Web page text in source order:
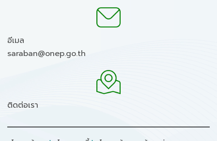
อีเมล
saraban@onep.go.th
ติดต่อเรา